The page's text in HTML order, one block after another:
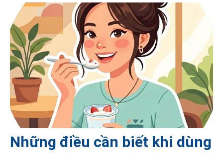
Những điều cần biết khi dùng